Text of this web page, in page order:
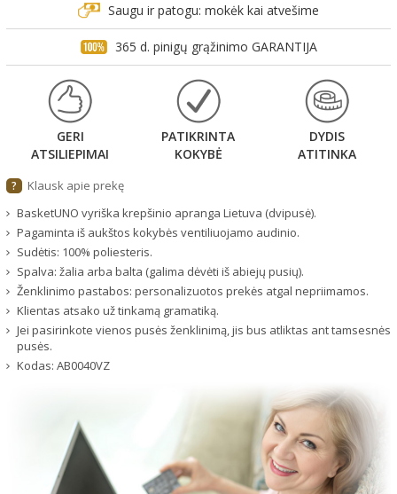
Saugu ir patogu: mokėk kai atvešime
365 d. pinigų grąžinimo GARANTIJA
GERI
ATSILIEPIMAI
PATIKRINTA
KOKYBĖ
DYDIS
ATITINKA
?
Klausk apie prekę
BasketUNO vyriška krepšinio apranga Lietuva (dvipusė).
Pagaminta iš aukštos kokybės ventiliuojamo audinio.
Sudėtis: 100% poliesteris.
Spalva: žalia arba balta (galima dėvėti iš abiejų pusių).
Ženklinimo pastabos: personalizuotos prekės atgal nepriimamos.
Klientas atsako už tinkamą gramatiką.
Jei pasirinkote vienos pusės ženklinimą, jis bus atliktas ant tamsesnės
pusės.
Kodas: AB0040VZ